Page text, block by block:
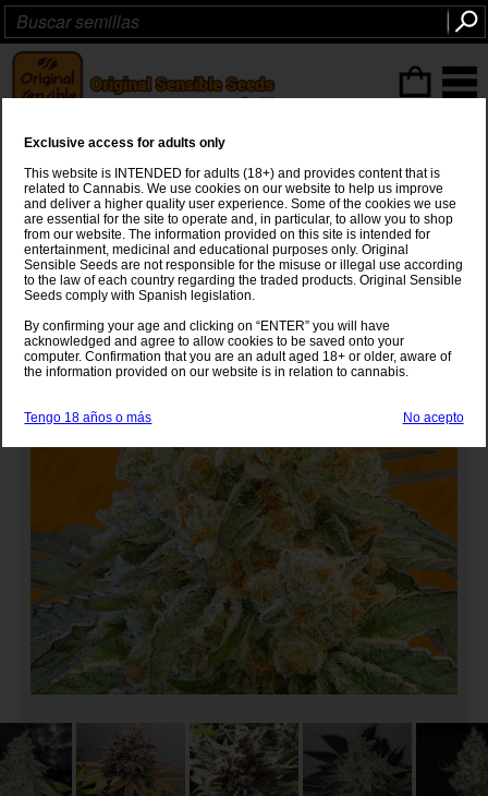
Do Si Dos OG
Do Si DosxColorado Ghost OG
Exclusive access for adults only
This website is INTENDED for adults (18+) and provides content that is
related to Cannabis. We use cookies on our website to help us improve
and deliver a higher quality user experience. Some of the cookies we use
are essential for the site to operate and, in particular, to allow you to shop
from our website. The information provided on this site is intended for
entertainment, medicinal and educational purposes only. Original
Sensible Seeds are not responsible for the misuse or illegal use according
to the law of each country regarding the traded products. Original Sensible
Seeds comply with Spanish legislation.
By confirming your age and clicking on “ENTER” you will have
acknowledged and agree to allow cookies to be saved onto your
computer. Confirmation that you are an adult aged 18+ or older, aware of
the information provided on our website is in relation to cannabis.
Tengo 18 años o más No acepto